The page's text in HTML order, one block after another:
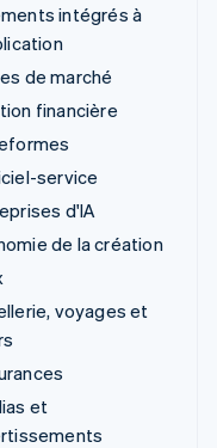
intégrés à
de marché
financière
service
d'IA
de la création
voyages et
et